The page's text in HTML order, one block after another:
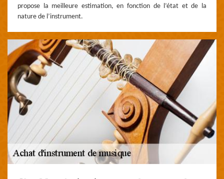
propose la meilleure estimation, en fonction de l’état et de la
nature de l’instrument.